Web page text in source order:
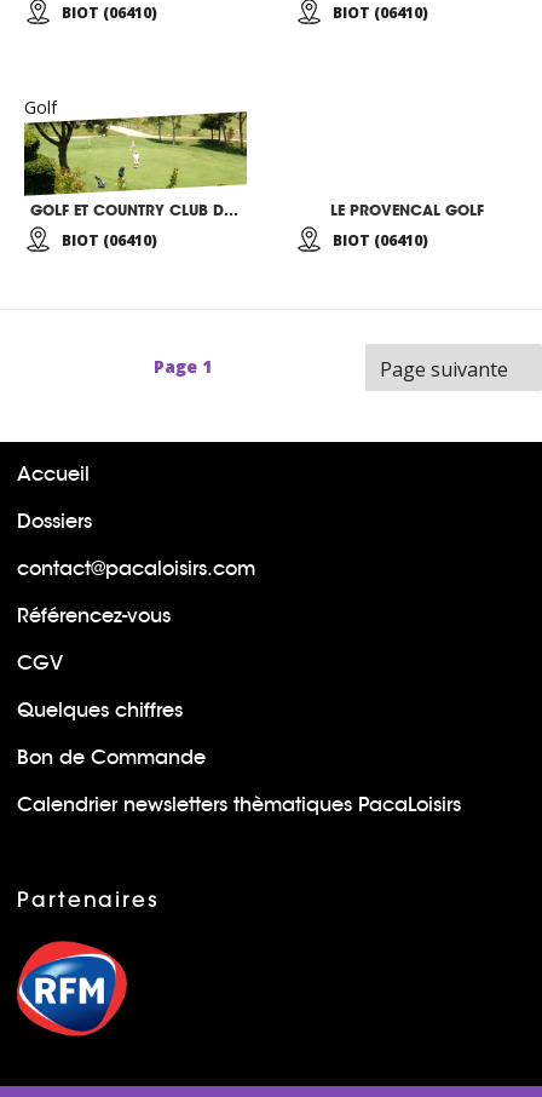
BIOT (06410) BIOT (06410)
Golf
GOLF ET COUNTRY CLUB DE LA BASTIDE DU ROY
BIOT (06410)
LE PROVENCAL GOLF
BIOT (06410)
Page 1 Page suivante
Accueil
Dossiers
contact@pacaloisirs.com
Référencez-vous
CGV
Quelques chiffres
Bon de Commande
Calendrier newsletters thèmatiques PacaLoisirs
Partenaires